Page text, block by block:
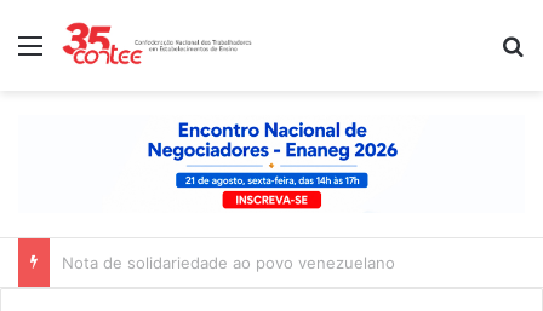
Menu
Nota de solidariedade ao povo venezuelano